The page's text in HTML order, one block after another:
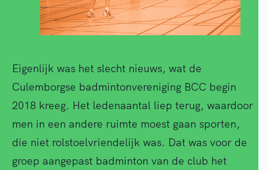
Eigenlijk was het slecht nieuws, wat de
Culemborgse badmintonvereniging BCC begin
2018 kreeg. Het ledenaantal liep terug, waardoor
men in een andere ruimte moest gaan sporten,
die niet rolstoelvriendelijk was. Dat was voor de
groep aangepast badminton van de club het